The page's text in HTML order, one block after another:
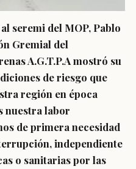
seremi del MOP, Pablo
Gremial del
A.G.T.P.A mostró su
de riesgo que
región en época
nuestra labor
de primera necesidad
independiente
o sanitarias por las